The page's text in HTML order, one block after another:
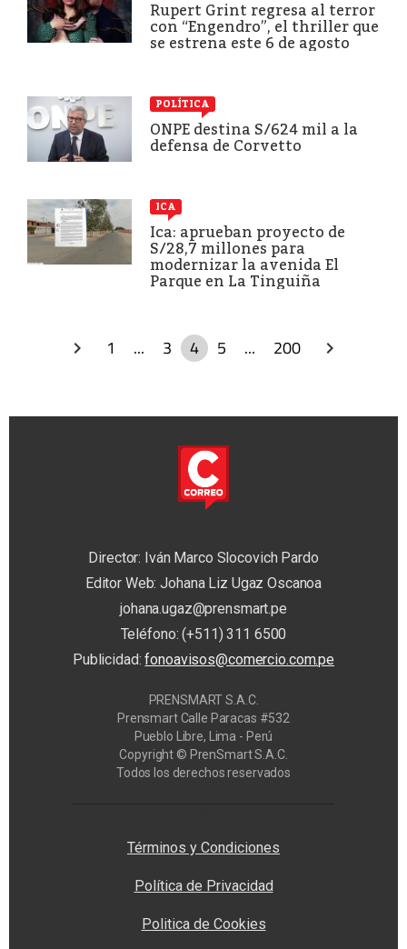
Rupert Grint regresa al terror
con “Engendro”, el thriller que
se estrena este 6 de agosto
POLÍTICA
ONPE destina S/624 mil a la
defensa de Corvetto
ICA
Ica: aprueban proyecto de
S/28,7 millones para
modernizar la avenida El
Parque en La Tinguiña
1 ... 3 4 5 ... 200
Director: Iván Marco Slocovich Pardo
Editor Web: Johana Liz Ugaz Oscanoa
johana.ugaz@prensmart.pe
Teléfono: (+511) 311 6500
Publicidad:fonoavisos@comercio.com.pe
PRENSMART S.A.C.
Prensmart Calle Paracas #532
Pueblo Libre, Lima - Perú
Copyright © PrenSmart S.A.C.
Todos los derechos reservados
Términos y Condiciones
Política de Privacidad
Politica de Cookies